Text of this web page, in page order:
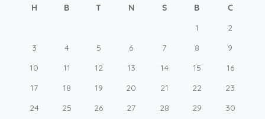
H B T N S B C
1
2
3
4 5 6 7 8
9
10
11 12 13 14 15
16
17
18 19 20 21 22
23
24
25 26 27 28 29
30